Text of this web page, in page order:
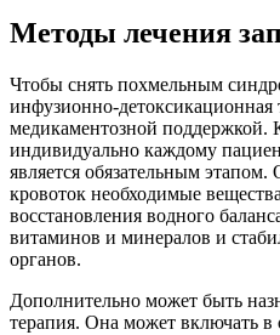
Методы лечения
Чтобы снять похмельным
инфузионно-детоксикационная
медикаментозной поддержкой.
индивидуально каждому
является обязательным
кровоток необходимые
восстановления водного
витаминов и минералов и
органов.
Дополнительно может быть
терапия. Она может включать в